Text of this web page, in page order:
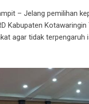
– Jelang pemilihan
Kabupaten
agar tidak terpengaruh